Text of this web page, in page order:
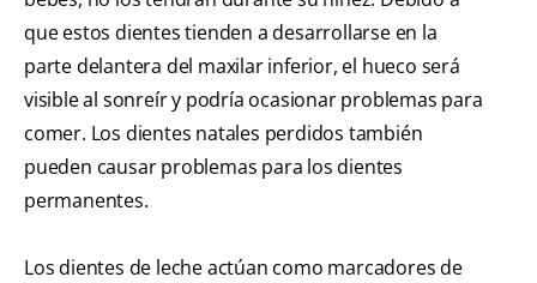
que estos dientes tienden a desarrollarse en la
parte delantera del maxilar inferior, el hueco será
visible al sonreír y podría ocasionar problemas para
comer. Los dientes natales perdidos también
pueden causar problemas para los dientes
permanentes.
Los dientes de leche actúan como marcadores de